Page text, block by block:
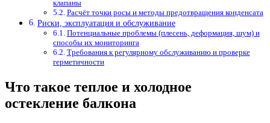
клапаны
Расчёт точки росы и методы предотвращения конденсата
Риски, эксплуатация и обслуживание
Потенциальные проблемы (плесень, деформация, шум) и
способы их мониторинга
Требования к регулярному обслуживанию и проверке
герметичности
Что такое теплое и холодное
остекление балкона